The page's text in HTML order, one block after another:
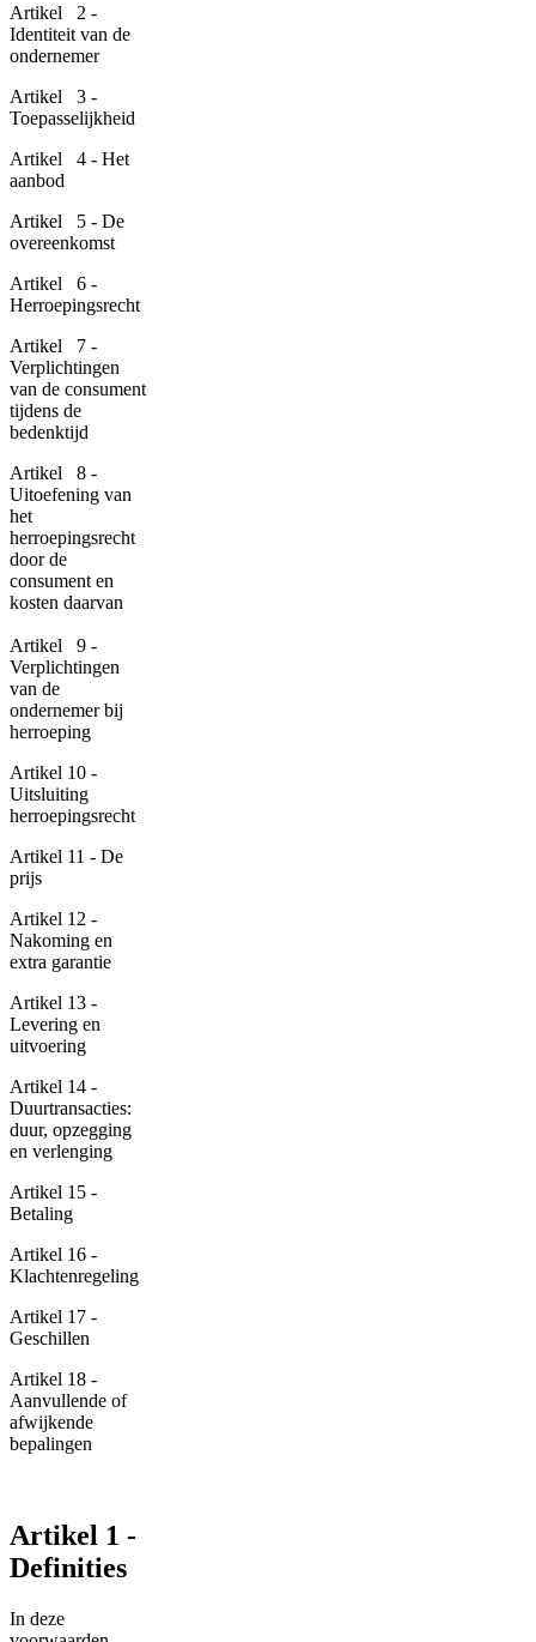
Artikel 2 -
Identiteit van de
ondernemer
Artikel 3 -
Toepasselijkheid
Artikel 4 - Het
aanbod
Artikel 5 - De
overeenkomst
Artikel 6 -
Herroepingsrecht
Artikel 7 -
Verplichtingen
van de consument
tijdens de
bedenktijd
Artikel 8 -
Uitoefening van
het
herroepingsrecht
door de
consument en
kosten daarvan
Artikel 9 -
Verplichtingen
van de
ondernemer bij
herroeping
Artikel 10 -
Uitsluiting
herroepingsrecht
Artikel 11 - De
prijs
Artikel 12 -
Nakoming en
extra garantie
Artikel 13 -
Levering en
uitvoering
Artikel 14 -
Duurtransacties:
duur, opzegging
en verlenging
Artikel 15 -
Betaling
Artikel 16 -
Klachtenregeling
Artikel 17 -
Geschillen
Artikel 18 -
Aanvullende of
afwijkende
bepalingen
Artikel 1 -
Definities
In deze